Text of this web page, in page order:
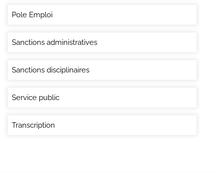
Pole Emploi
Sanctions administratives
Sanctions disciplinaires
Service public
Transcription